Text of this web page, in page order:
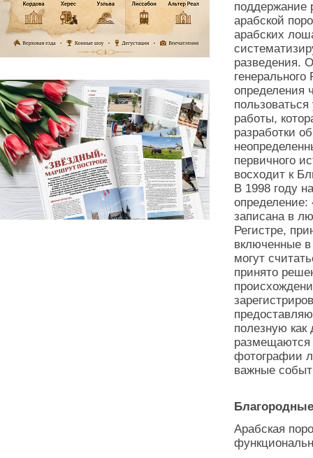
поддержание
арабской
арабских
разведения.
генерального
определения
работы,
разработки
первичного
восходит к
В 1998 году
определение:
записана в
Регистре,
включенные
могут
принято
полезную как
размещаются
фотографии
важные
Арабская